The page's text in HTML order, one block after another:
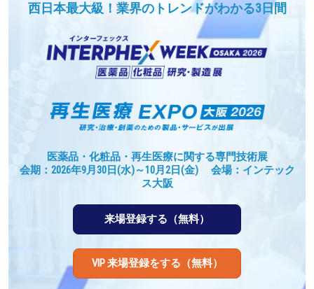
西日本最大級！業界のトレンドがわかる3日間
医薬品・化粧品・再生医療に関する専門技術展
会期：2026年9月30日(水)～10月2日(金) 会場：インテック
ス大阪
来場登録する（無料）
VIP 来場登録をする（無料）